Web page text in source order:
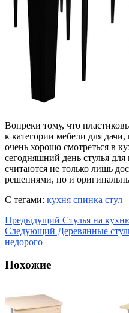
Вопреки тому, что
к категории мебели для
очень хорошо смотреться в
сегодняшний день стулья
считаются не только лишь
решениями, но и
С тегами: кухня спинка стул
Предыдущий Стулья на
Следующий Деревянные
недорого
Похожие